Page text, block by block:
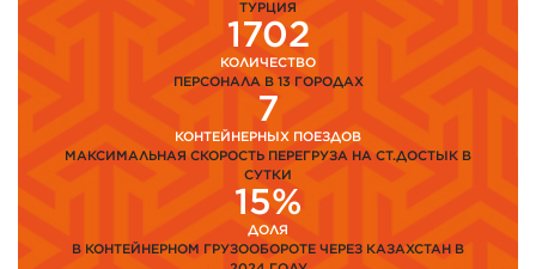
ТУРЦИЯ
1702
КОЛИЧЕСТВО
ПЕРСОНАЛА В 13 ГОРОДАХ
7
КОНТЕЙНЕРНЫХ ПОЕЗДОВ
МАКСИМАЛЬНАЯ СКОРОСТЬ ПЕРЕГРУЗА НА СТ.ДОСТЫК В
СУТКИ
15%
ДОЛЯ
В КОНТЕЙНЕРНОМ ГРУЗООБОРОТЕ ЧЕРЕЗ КАЗАХСТАН В